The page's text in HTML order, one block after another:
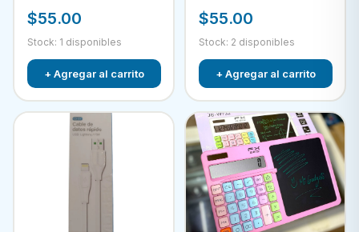
$55.00
Stock: 1 disponibles
+ Agregar al carrito
$55.00
Stock: 2 disponibles
+ Agregar al carrito